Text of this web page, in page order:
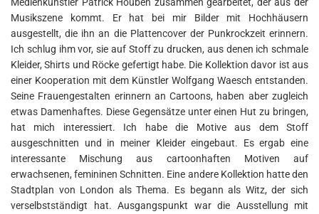
Medienkünstler Patrick Houben zusammen gearbeitet, der aus der
Musikszene kommt. Er hat bei mir Bilder mit Hochhäusern
ausgestellt, die ihn an die Plattencover der Punkrockzeit erinnern.
Ich schlug ihm vor, sie auf Stoff zu drucken, aus denen ich schmale
Kleider, Shirts und Röcke gefertigt habe. Die Kollektion davor ist aus
einer Kooperation mit dem Künstler Wolfgang Waesch entstanden.
Seine Frauengestalten erinnern an Cartoons, haben aber zugleich
etwas Damenhaftes. Diese Gegensätze unter einen Hut zu bringen,
hat mich interessiert. Ich habe die Motive aus dem Stoff
ausgeschnitten und in meiner Kleider eingebaut. Es ergab eine
interessante Mischung aus cartoonhaften Motiven auf
erwachsenen, femininen Schnitten. Eine andere Kollektion hatte den
Stadtplan von London als Thema. Es begann als Witz, der sich
verselbstständigt hat. Ausgangspunkt war die Ausstellung mit